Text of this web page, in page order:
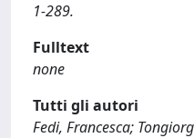
1-289.
Fulltext
none
Tutti gli autori
Fedi, Francesca;